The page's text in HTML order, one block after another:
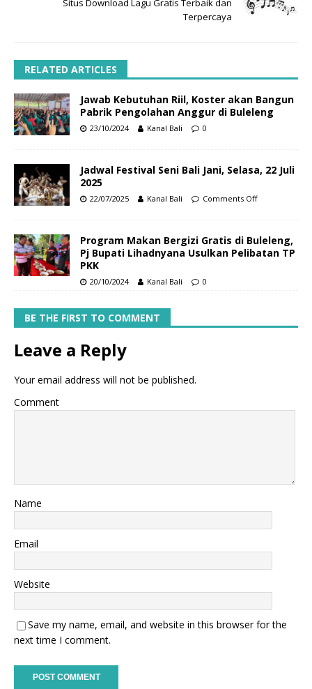
Situs Download Lagu Gratis Terbaik dan
Terpercaya
RELATED ARTICLES
Jawab Kebutuhan Riil, Koster akan Bangun
Pabrik Pengolahan Anggur di Buleleng
23/10/2024 Kanal Bali 0
Jadwal Festival Seni Bali Jani, Selasa, 22 Juli
2025
22/07/2025 Kanal Bali Comments Off
Program Makan Bergizi Gratis di Buleleng,
Pj Bupati Lihadnyana Usulkan Pelibatan TP
PKK
20/10/2024 Kanal Bali 0
BE THE FIRST TO COMMENT
Leave a Reply
Your email address will not be published.
Comment
Name
Email
Website
Save my name, email, and website in this browser for the
next time I comment.